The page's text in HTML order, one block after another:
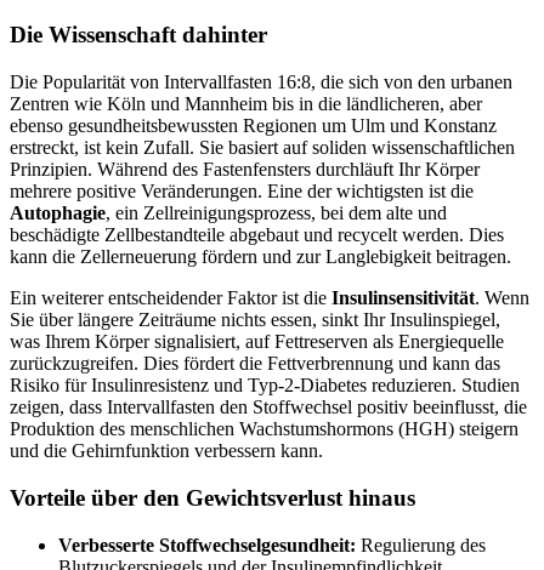
Die Wissenschaft dahinter
Die Popularität von Intervallfasten 16:8, die sich von den urbanen
Zentren wie Köln und Mannheim bis in die ländlicheren, aber
ebenso gesundheitsbewussten Regionen um Ulm und Konstanz
erstreckt, ist kein Zufall. Sie basiert auf soliden wissenschaftlichen
Prinzipien. Während des Fastenfensters durchläuft Ihr Körper
mehrere positive Veränderungen. Eine der wichtigsten ist die
Autophagie, ein Zellreinigungsprozess, bei dem alte und
beschädigte Zellbestandteile abgebaut und recycelt werden. Dies
kann die Zellerneuerung fördern und zur Langlebigkeit beitragen.
Ein weiterer entscheidender Faktor ist die Insulinsensitivität. Wenn
Sie über längere Zeiträume nichts essen, sinkt Ihr Insulinspiegel,
was Ihrem Körper signalisiert, auf Fettreserven als Energiequelle
zurückzugreifen. Dies fördert die Fettverbrennung und kann das
Risiko für Insulinresistenz und Typ-2-Diabetes reduzieren. Studien
zeigen, dass Intervallfasten den Stoffwechsel positiv beeinflusst, die
Produktion des menschlichen Wachstumshormons (HGH) steigern
und die Gehirnfunktion verbessern kann.
Vorteile über den Gewichtsverlust hinaus
Verbesserte Stoffwechselgesundheit: Regulierung des